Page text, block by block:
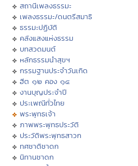
สถานีเพลงธรรมะ
เพลงธรรมะ/ดนตรีสมาธิ
ธรรมะปฏิบัติ
คลังแสงแห่งธรรม
บทสวดมนต์
หลักธรรมนำสุขฯ
กรรมฐานประจำวันเกิด
ฮีต ๑๒ คอง ๑๔
งานบุญประจำปี
ประเพณีทั่วไทย
พระพุทธเจ้า
ภาพพระพุทธประวัติ
ประวัติพระพุทธสาวก
ทศชาติชาดก
นิทานชาดก